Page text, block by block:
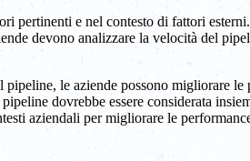
pertinenti e nel contesto di fattori
devono analizzare la velocità del
le aziende possono migliorare
dovrebbe essere considerata
aziendali per migliorare le